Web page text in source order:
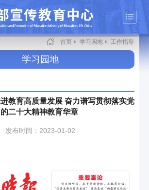
首页 学习园地 工作指导
学习园地
教育高质量发展 奋力谱写贯彻落实党
的二十大精神教育华章
发布时间：2023-01-02